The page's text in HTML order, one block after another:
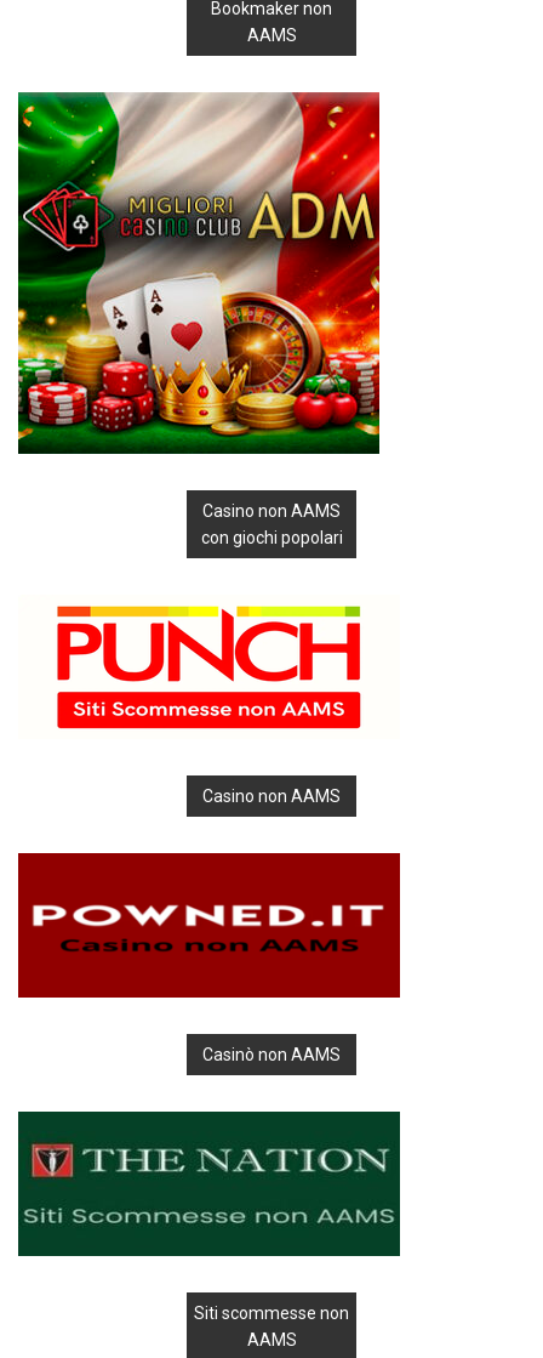
Bookmaker non
AAMS
Casino non AAMS
con giochi popolari
Casino non AAMS
Casinò non AAMS
Siti scommesse non
AAMS